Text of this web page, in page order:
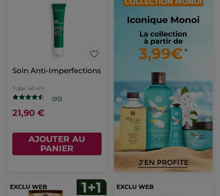
Soin Anti-Imperfections
Tube 40 ml
(92)
21,90 €
AJOUTER AU
PANIER